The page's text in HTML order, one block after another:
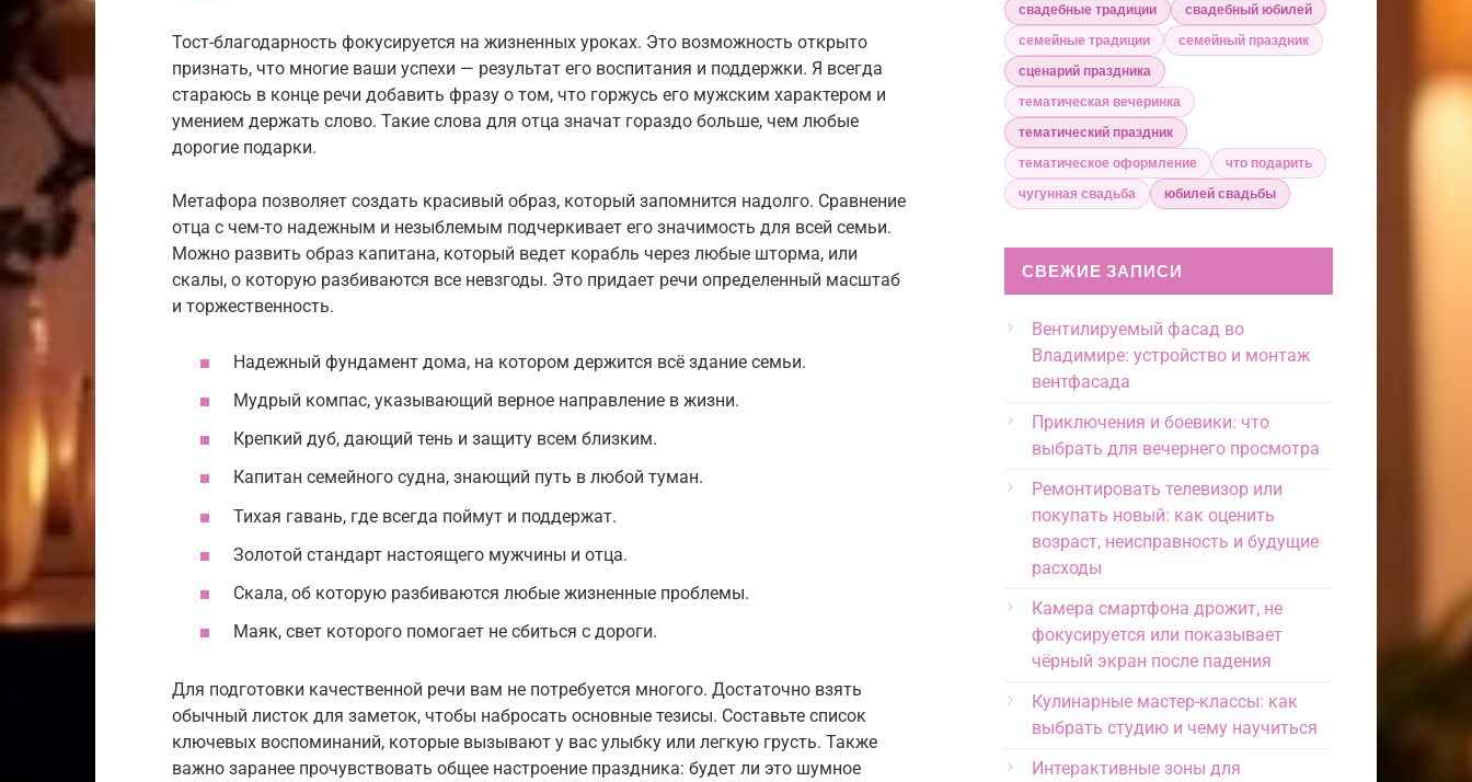
Тост-благодарность фокусируется на жизненных уроках. Это возможность открыто
признать, что многие ваши успехи — результат его воспитания и поддержки. Я всегда
стараюсь в конце речи добавить фразу о том, что горжусь его мужским характером и
умением держать слово. Такие слова для отца значат гораздо больше, чем любые
дорогие подарки.
Метафора позволяет создать красивый образ, который запомнится надолго. Сравнение
отца с чем-то надежным и незыблемым подчеркивает его значимость для всей семьи.
Можно развить образ капитана, который ведет корабль через любые шторма, или
скалы, о которую разбиваются все невзгоды. Это придает речи определенный масштаб
и торжественность.
Надежный фундамент дома, на котором держится всё здание семьи.
Мудрый компас, указывающий верное направление в жизни.
Крепкий дуб, дающий тень и защиту всем близким.
Капитан семейного судна, знающий путь в любой туман.
Тихая гавань, где всегда поймут и поддержат.
Золотой стандарт настоящего мужчины и отца.
Скала, об которую разбиваются любые жизненные проблемы.
Маяк, свет которого помогает не сбиться с дороги.
Для подготовки качественной речи вам не потребуется многого. Достаточно взять
обычный листок для заметок, чтобы набросать основные тезисы. Составьте список
ключевых воспоминаний, которые вызывают у вас улыбку или легкую грусть. Также
важно заранее прочувствовать общее настроение праздника: будет ли это шумное
свадебные традиции
свадебный юбилей
семейные традиции
семейный праздник
сценарий праздника
тематическая вечеринка
тематический праздник
тематическое оформление
что подарить
чугунная свадьба
юбилей свадьбы
СВЕЖИЕ ЗАПИСИ
Вентилируемый фасад во
Владимире: устройство и монтаж
вентфасада
Приключения и боевики: что
выбрать для вечернего просмотра
Ремонтировать телевизор или
покупать новый: как оценить
возраст, неисправность и будущие
расходы
Камера смартфона дрожит, не
фокусируется или показывает
чёрный экран после падения
Кулинарные мастер-классы: как
выбрать студию и чему научиться
Интерактивные зоны для